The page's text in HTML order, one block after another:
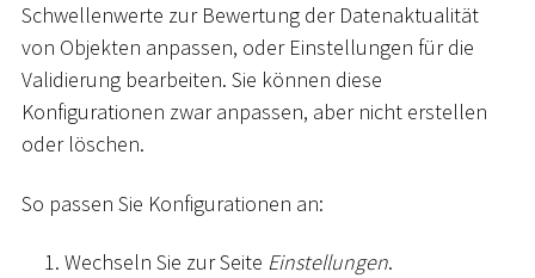
Schwellenwerte zur Bewertung der Datenaktualität
von Objekten anpassen, oder Einstellungen für die
Validierung bearbeiten. Sie können diese
Konfigurationen zwar anpassen, aber nicht erstellen
oder löschen.
So passen Sie Konfigurationen an:
Wechseln Sie zur Seite Einstellungen.